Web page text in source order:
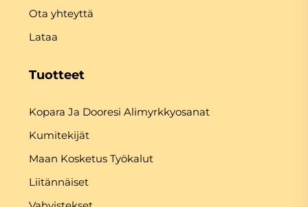
Ota yhteyttä
Lataa
Tuotteet
Kopara Ja Dooresi Alimyrkkyosanat
Kumitekijät
Maan Kosketus Työkalut
Liitännäiset